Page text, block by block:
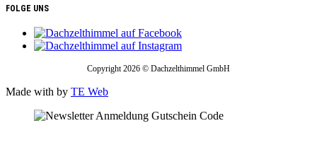
FOLGE UNS
Copyright 2026 © Dachzelthimmel GmbH
Made with by TE Web